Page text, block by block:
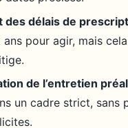
des délais de
ans pour agir, mais
de l’entretien
un cadre strict, sans